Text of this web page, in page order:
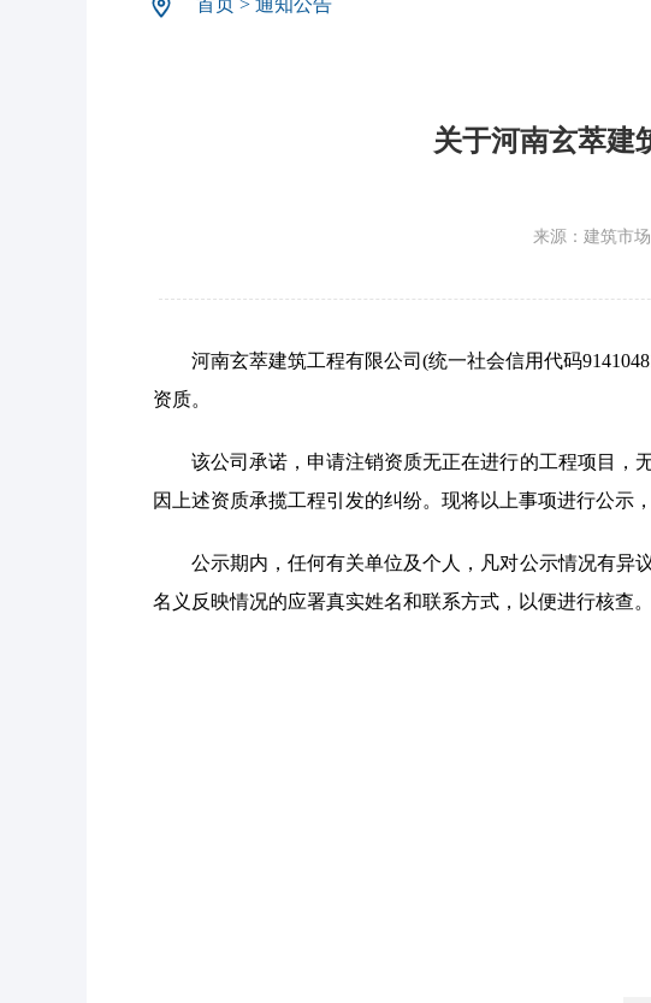
首页 > 通知公告
关于河南玄萃建
来源：建筑市
河南玄萃建筑工程有限公司(统一社会信用代码
资质。
该公司承诺，申请注销资质无正在进行的工程项目，
因上述资质承揽工程引发的纠纷。现将以上事项进行公示
公示期内，任何有关单位及个人，凡对公示情况有异
名义反映情况的应署真实姓名和联系方式，以便进行核查。